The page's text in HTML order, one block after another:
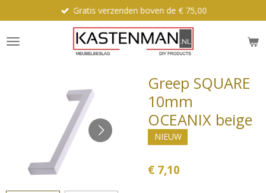
direct
naar
de
Gratis verzenden boven de € 75,00
Greep SQUARE
10mm
OCEANIX beige
NIEUW
€ 7,10